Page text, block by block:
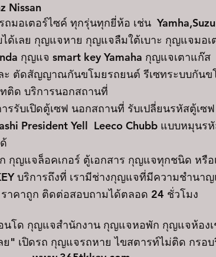
Nissan
ตอร์ไซค์ ทุกรุ่นทุกยี่ห้อ เช่น
ด้เลย กุญแจหาย กุญแจลืมใต้เบาะ กุญแจมอ
กุญแจ smart key Yamaha กุญแจเตาแก๊ส
ดสัญญาณกันขโมยรถยนต์ รีเซทระบบกันข
ติด บริการนอกสถานที่
บเปิดตู้เซฟ นอกสถานที่ รับเปลี่ยนรหัสตู้เซ
President Yell Leeco Chubb แบบหมุน
แจล็อคเกอร์ ตู้เอกสาร กุญแจทุกชนิด หรือ
บริการถึงที่ เรามีช่างกุญแจที่มีความชำนา
คาถูก ติดต่อสอบถามได้ตลอด 24 ชั่วโมง
นโด กุญแจสำนักงาน กุญแจหอพัก กุญแจห้อง
" เปิดรถ กุญแจรถหาย ไขสตารท์ไม่ติด กรอ